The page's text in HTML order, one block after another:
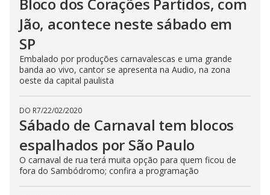
Jão, acontece neste sábado em
SP
Embalado por produções carnavalescas e uma grande
banda ao vivo, cantor se apresenta na Audio, na zona
oeste da capital paulista
DO R7/22/02/2020
Sábado de Carnaval tem blocos
espalhados por São Paulo
O carnaval de rua terá muita opção para quem ficou de
fora do Sambódromo; confira a programação